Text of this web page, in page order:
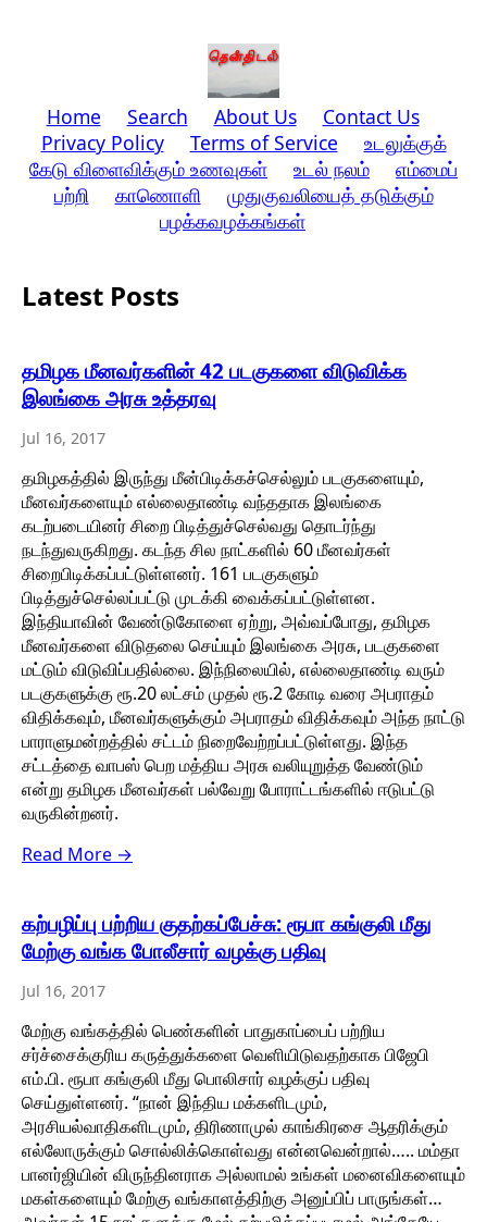
Home Search About Us
Contact Us
Privacy Policy
Terms of Service
உடலுக்குக்
கேடு விளைவிக்கும் உணவுகள்
உடல் நலம்
எம்மைப்
பற்றி
காணொளி
முதுகுவலியைத் தடுக்கும்
பழக்கவழக்கங்கள்
Latest Posts
தமிழக மீனவர்களின் 42 படகுகளை விடுவிக்க
இலங்கை அரசு உத்தரவு
Jul 16, 2017
தமிழகத்தில் இருந்து மீன்பிடிக்கச்செல்லும் படகுகளையும்,
மீனவர்களையும் எல்லைதாண்டி வந்ததாக இலங்கை
கடற்படையினர் சிறை பிடித்துச்செல்வது தொடர்ந்து
நடந்துவருகிறது. கடந்த சில நாட்களில் 60 மீனவர்கள்
சிறைபிடிக்கப்பட்டுள்ளனர். 161 படகுகளும்
பிடித்துச்செல்லப்பட்டு முடக்கி வைக்கப்பட்டுள்ளன.
இந்தியாவின் வேண்டுகோளை ஏற்று, அவ்வப்போது, தமிழக
மீனவர்களை விடுதலை செய்யும் இலங்கை அரசு, படகுகளை
மட்டும் விடுவிப்பதில்லை. இந்நிலையில், எல்லைதாண்டி வரும்
படகுகளுக்கு ரூ.20 லட்சம் முதல் ரூ.2 கோடி வரை அபராதம்
விதிக்கவும், மீனவர்களுக்கும் அபராதம் விதிக்கவும் அந்த நாட்டு
பாராளுமன்றத்தில் சட்டம் நிறைவேற்றப்பட்டுள்ளது. இந்த
சட்டத்தை வாபஸ் பெற மத்திய அரசு வலியுறுத்த வேண்டும்
என்று தமிழக மீனவர்கள் பல்வேறு போராட்டங்களில் ஈடுபட்டு
வருகின்றனர்.
Read More →
கற்பழிப்பு பற்றிய குதற்கப்பேச்சு: ரூபா கங்குலி மீது
மேற்கு வங்க போலீசார் வழக்கு பதிவு
Jul 16, 2017
மேற்கு வங்கத்தில் பெண்களின் பாதுகாப்பைப் பற்றிய
சர்ச்சைக்குரிய கருத்துக்களை வெளியிடுவதற்காக பிஜேபி
எம்.பி. ரூபா கங்குலி மீது பொலிசார் வழக்குப் பதிவு
செய்துள்ளனர். “நான் இந்திய மக்களிடமும்,
அரசியல்வாதிகளிடமும், திரிணாமுல் காங்கிரசை ஆதரிக்கும்
எல்லோருக்கும் சொல்லிக்கொள்வது என்னவென்றால்….. மம்தா
பானர்ஜியின் விருந்தினராக அல்லாமல் உங்கள் மனைவிகளையும்
மகள்களையும் மேற்கு வங்காளத்திற்கு அனுப்பிப் பாருங்கள்…